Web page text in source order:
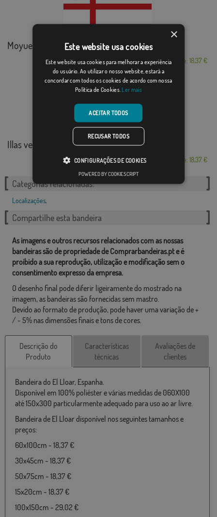
Moyuela
Desde: 18,37 €
Illas vermelho
Desde: 18,37 €
Categorias relacionadas:
Localizações,
Compartilhe esta bandeira
As imagens e outros recursos relacionados com as nossas
bandeiras são de propriedade de Comprarbandeiras.pt e é
proibido a sua reprodução, utilização e modificação sem o
consentimento expresso da empresa.
O desenho final pode diferir ligeiramente do mostrado na
imagem, as bandeiras são fornecidas sem mastro.
Devido ao formato de produção, pode haver uma variação de +
/ - 5% nas dimensões finais e tons de cores.
Descrição do
Produto
Características
técnicas
Avaliações de
clientes
Bandeira do El Lloar, Espanha.
Disponível em 100% poliéster e várias medidas de 060X100
até 150x300 particularmente adequado para uso ao ar livre.
Bandeira de El Lloar disponível nos seguintes tamanhos e
preços:
60x100cm - 18,37 €
30x45cm - 18,37 €
50x75cm - 18,37 €
15x20cm - 18,37 €
100x150cm - 29,02 €
×
Este website usa cookies
Este website usa cookies para melhorar a experiência
do usuário. Ao utilizar o nosso website, estará a
concordar com todos os cookies de acordo com nossa
Política de Cookies. Ler mais
ACEITAR TODOS
RECUSAR TODOS
CONFIGURAÇÕES DE COOKIES
POWERED BY COOKIESCRIPT